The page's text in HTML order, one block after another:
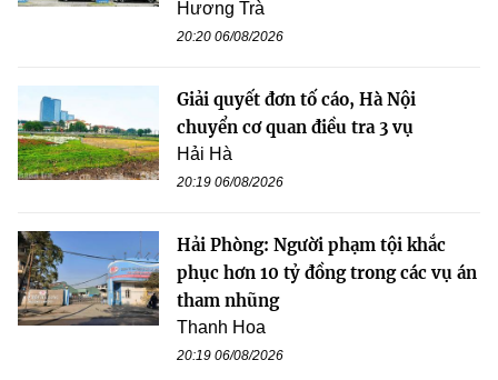
Hương Trà
20:20 06/08/2026
Giải quyết đơn tố cáo, Hà Nội
chuyển cơ quan điều tra 3 vụ
Hải Hà
20:19 06/08/2026
Hải Phòng: Người phạm tội khắc
phục hơn 10 tỷ đồng trong các vụ án
tham nhũng
Thanh Hoa
20:19 06/08/2026